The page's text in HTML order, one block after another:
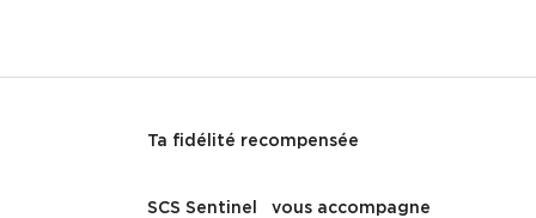
Ta fidélité recompensée
SCS Sentinel vous accompagne